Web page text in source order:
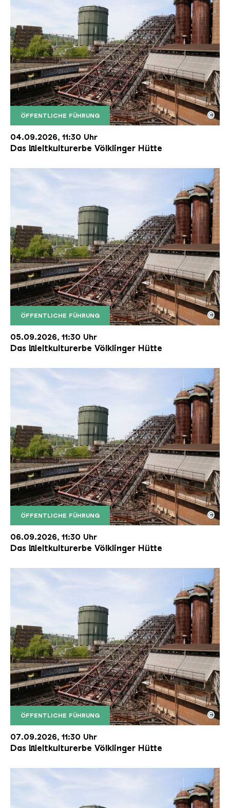
ÖFFENTLICHE FÜHRUNG
Der Erzschrägaufzug der Völklinger Hütte mit
Copyright: Weltkulturerbe Völklinger Hütte | Karl
©
04.09.2026, 11:30 Uhr
Das Weltkulturerbe Völklinger Hütte
ÖFFENTLICHE FÜHRUNG
Der Erzschrägaufzug der Völklinger Hütte mit
Copyright: Weltkulturerbe Völklinger Hütte | Karl
©
05.09.2026, 11:30 Uhr
Das Weltkulturerbe Völklinger Hütte
ÖFFENTLICHE FÜHRUNG
Der Erzschrägaufzug der Völklinger Hütte mit
Copyright: Weltkulturerbe Völklinger Hütte | Karl
©
06.09.2026, 11:30 Uhr
Das Weltkulturerbe Völklinger Hütte
ÖFFENTLICHE FÜHRUNG
Der Erzschrägaufzug der Völklinger Hütte mit
Copyright: Weltkulturerbe Völklinger Hütte | Karl
©
07.09.2026, 11:30 Uhr
Das Weltkulturerbe Völklinger Hütte